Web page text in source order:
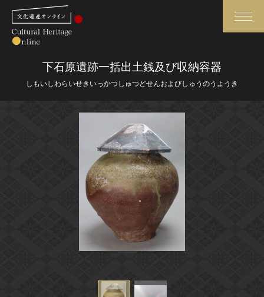
さらに詳細検索
全国の美術館・博物館
媒体資料・関連記事等
博物館、美術館の皆さまへ
文化庁よりご挨拶
今月のみどころ
お知らせ一覧
このサイトについて
下石原遺跡一括出土銭及び収納容器
しもいしわらいせきいっかつしゅつどせんおよびしゅうのうようき